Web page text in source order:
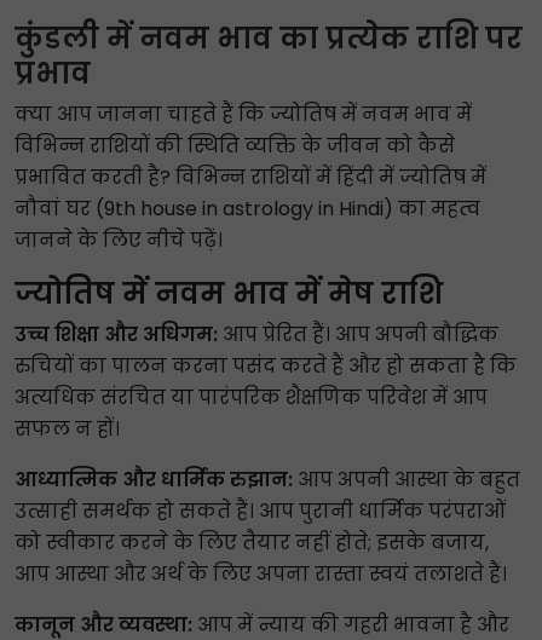
कुंडली में नवम भाव का प्रत्येक राशि पर
प्रभाव
क्या आप जानना चाहते हैं कि ज्योतिष में नवम भाव में
विभिन्न राशियों की स्थिति व्यक्ति के जीवन को कैसे
प्रभावित करती है? विभिन्न राशियों में हिंदी में ज्योतिष में
नौवां घर (9th house in astrology in Hindi) का महत्व
जानने के लिए नीचे पढ़ें।
ज्योतिष में नवम भाव में मेष राशि
उच्च शिक्षा और अधिगम: आप प्रेरित हैं। आप अपनी बौद्धिक
रुचियों का पालन करना पसंद करते हैं और हो सकता है कि
अत्यधिक संरचित या पारंपरिक शैक्षणिक परिवेश में आप
सफल न हों।
आध्यात्मिक और धार्मिक रुझान: आप अपनी आस्था के बहुत
उत्साही समर्थक हो सकते हैं। आप पुरानी धार्मिक परंपराओं
को स्वीकार करने के लिए तैयार नहीं होते; इसके बजाय,
आप आस्था और अर्थ के लिए अपना रास्ता स्वयं तलाशते हैं।
कानून और व्यवस्था: आप में न्याय की गहरी भावना है और